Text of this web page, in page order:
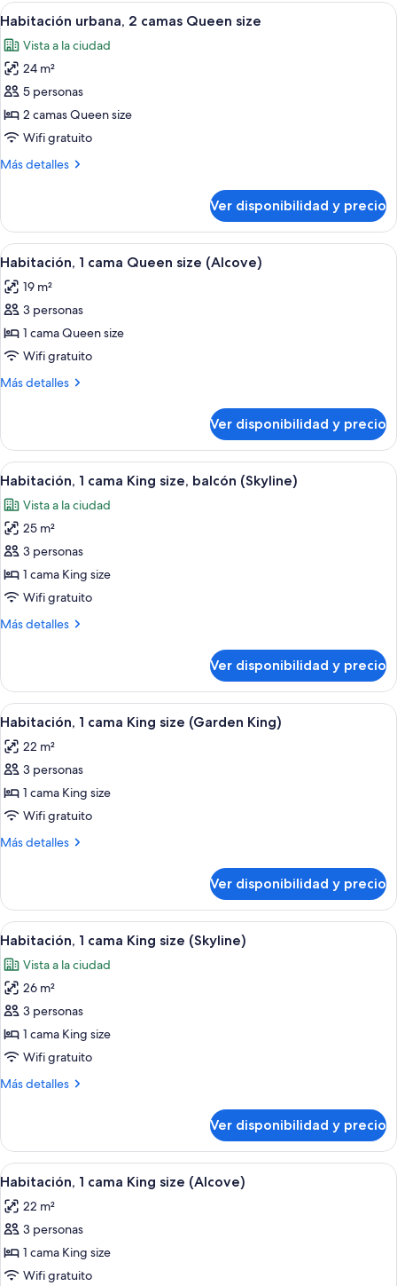
Ver
todas
las
fotos
de
Habitación
urbana,
camas
Habitación de hotel con dos camas,
6
Habitación urbana, 2 camas Queen size
Vista a la ciudad
24 m²
5 personas
2 camas Queen size
Wifi gratuito
Más detalles
Más
urbana,
camas
size
Ver disponibilidad y precio
Ver
todas
las
fotos
de
Habitación,
1
size
(Alcove)
Un dormitorio con una cama
8
Habitación, 1 cama Queen size (Alcove)
19 m²
3 personas
1 cama Queen size
Wifi gratuito
Más detalles
Más
1
cama
Queen
(Alcove)
Ver disponibilidad y precio
Ver
todas
las
fotos
de
Habitación,
1
King
(Skyline)
Un dormitorio con cabecera de
10
Habitación, 1 cama King size, balcón (Skyline)
Vista a la ciudad
25 m²
3 personas
1 cama King size
Wifi gratuito
Más detalles
Más
1
cama
King
balcón
(Skyline)
Ver disponibilidad y precio
Ver
todas
las
fotos
de
Habitación,
1
size
(Garden
King)
Habitación de hotel con una cama
10
Habitación, 1 cama King size (Garden King)
22 m²
3 personas
1 cama King size
Wifi gratuito
Más detalles
Más
1
cama
King
(Garden
King)
Ver disponibilidad y precio
Ver
todas
las
fotos
de
Habitación,
1
King
Un dormitorio con cabecera de
9
Habitación, 1 cama King size (Skyline)
Vista a la ciudad
26 m²
3 personas
1 cama King size
Wifi gratuito
Más detalles
Más
1
cama
King
(Skyline)
Ver disponibilidad y precio
Ver
todas
las
fotos
de
Habitación,
Habitación de hotel con cabecera
6
Habitación, 1 cama King size (Alcove)
22 m²
3 personas
1 cama King size
Wifi gratuito